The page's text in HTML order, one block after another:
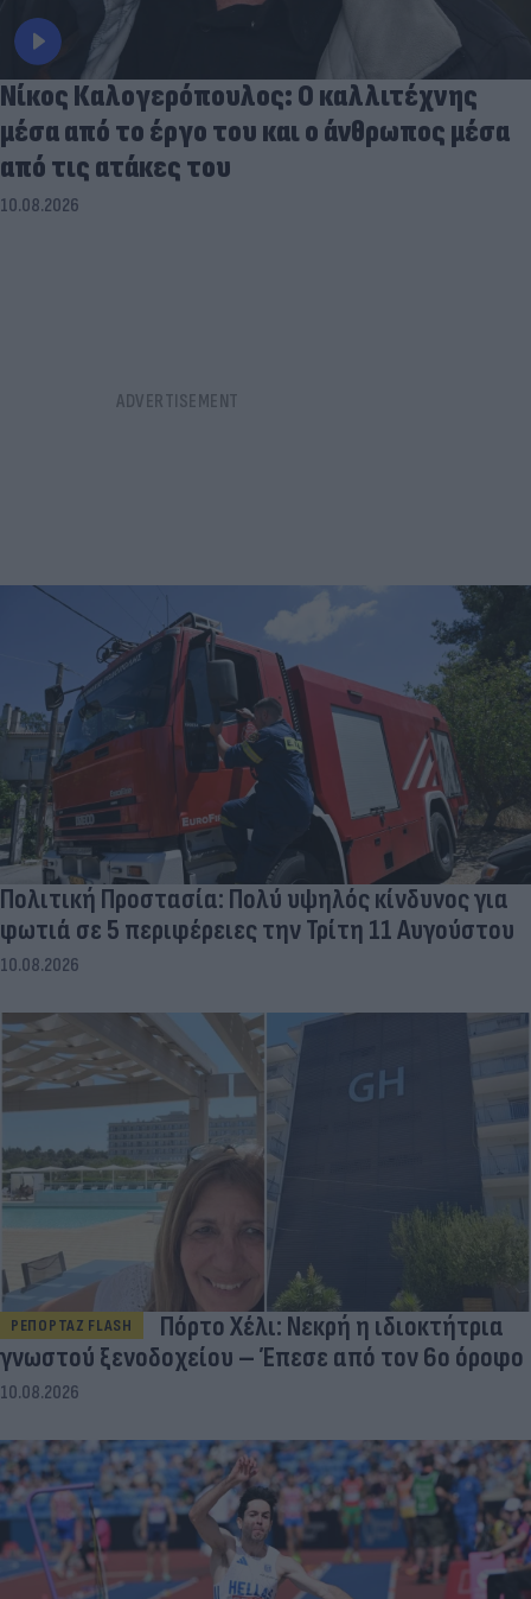
Νίκος Καλογερόπουλος: Ο καλλιτέχνης
μέσα από το έργο του και ο άνθρωπος μέσα
από τις ατάκες του
10.08.2026
Πολιτική Προστασία: Πολύ υψηλός κίνδυνος για
φωτιά σε 5 περιφέρειες την Τρίτη 11 Αυγούστου
10.08.2026
ΡΕΠΟΡΤΑΖ FLASH
Πόρτο Χέλι: Νεκρή η ιδιοκτήτρια
γνωστού ξενοδοχείου – Έπεσε από τον 6ο όροφο
10.08.2026